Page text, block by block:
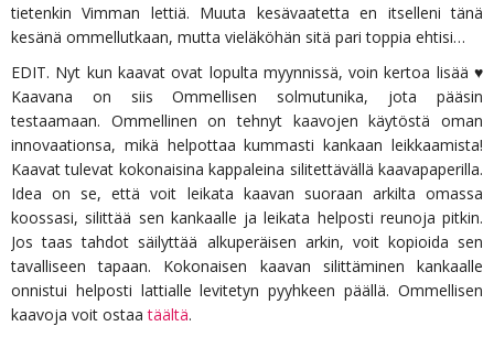
tietenkin Vimman lettiä. Muuta kesävaatetta en itselleni tänä
kesänä ommellutkaan, mutta vieläköhän sitä pari toppia ehtisi…
EDIT. Nyt kun kaavat ovat lopulta myynnissä, voin kertoa lisää ♥
Kaavana on siis Ommellisen solmutunika, jota pääsin
testaamaan. Ommellinen on tehnyt kaavojen käytöstä oman
innovaationsa, mikä helpottaa kummasti kankaan leikkaamista!
Kaavat tulevat kokonaisina kappaleina silitettävällä kaavapaperilla.
Idea on se, että voit leikata kaavan suoraan arkilta omassa
koossasi, silittää sen kankaalle ja leikata helposti reunoja pitkin.
Jos taas tahdot säilyttää alkuperäisen arkin, voit kopioida sen
tavalliseen tapaan. Kokonaisen kaavan silittäminen kankaalle
onnistui helposti lattialle levitetyn pyyhkeen päällä. Ommellisen
kaavoja voit ostaatäältä.